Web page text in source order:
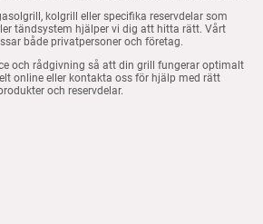
kolgrill eller specifika reservdelar som
tändsystem hjälper vi dig att hitta rätt. Vårt
både privatpersoner och företag.
och rådgivning så att din grill fungerar optimalt
online eller kontakta oss för hjälp med rätt
och reservdelar.